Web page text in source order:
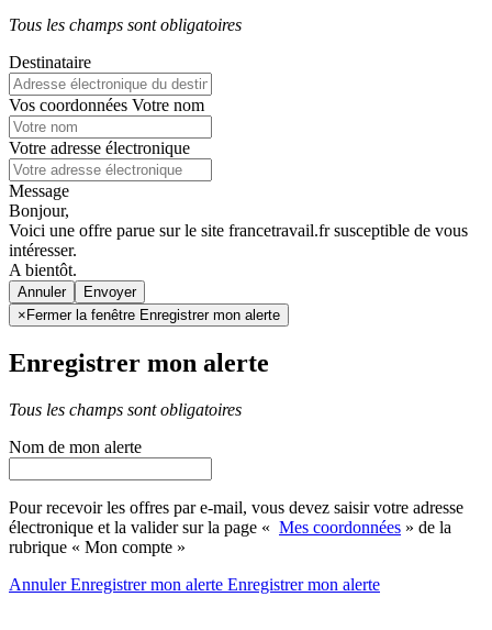
Tous les champs sont obligatoires
Destinataire
Vos coordonnées Votre nom
Votre adresse électronique
Message
Bonjour,
Voici une offre parue sur le site francetravail.fr susceptible de vous
intéresser.
A bientôt.
Annuler
× Fermer la fenêtre Enregistrer mon alerte
Enregistrer mon alerte
Tous les champs sont obligatoires
Nom de mon alerte
Pour recevoir les offres par e-mail, vous devez saisir votre adresse
électronique et la valider sur la page « Mes coordonnées » de la
rubrique « Mon compte »
AnnulerEnregistrer mon alerte Enregistrermon alerte